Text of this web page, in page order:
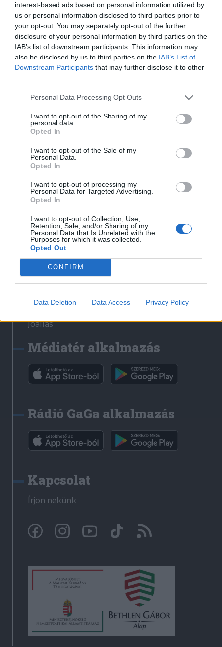
interest-based ads based on personal information utilized by
us or personal information disclosed to third parties prior to
your opt-out. You may separately opt-out of the further
disclosure of your personal information by third parties on the
IAB’s list of downstream participants. This information may
also be disclosed by us to third parties on the IAB’s List of
Downstream Participants that may further disclose it to other
Personal Data Processing Opt Outs
I want to opt-out of the Sharing of my
personal data.
Opted In
I want to opt-out of the Sale of my
Personal Data.
Opted In
I want to opt-out of processing my
Personal Data for Targeted Advertising.
Opted In
I want to opt-out of Collection, Use,
Retention, Sale, and/or Sharing of my
Personal Data that Is Unrelated with the
Purposes for which it was collected.
Opted Out
CONFIRM
Data Deletion Data Access Privacy Policy
Hasznos
Impresszum
Szerzői jogok
Adatvédelmi tájékoztató
Cookie-kezelési tájékoztató
Nyomtatott lapjaink archívuma
Médiaajánlat
Sütibeállítások
Médiatér
Székely Sport
Liget
Bihari Napló
Erdélyi Napló
Főtér
Jóállás
Médiatér alkalmazás
Rádió GaGa alkalmazás
Kapcsolat
Írjon nekünk